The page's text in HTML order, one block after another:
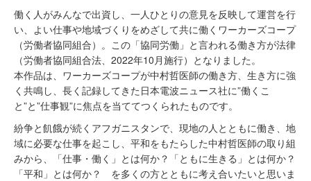
働く人がみんなで出資し、一人ひとりの意見を反映して運営を行
い、よい仕事や地域づくりをめざして共に働くワーカーズコープ
（労働者協同組合）。この「協同労働」と言われる働き方が法律
（労働者協同組合法、2022年10月施行）となりました。
本作品は、ワーカーズコープが中村哲医師の働き方、生き方に強
く共鳴し、長く記録してきた日本電波ニュース社に”働くこ
と”と”仕事観”に焦点を当ててつくられたものです。
紛争と飢餓が続くアフガニスタンで、現地の人とともに働き、地
域に必要な仕事を起こし、平和をもたらした中村哲医師の取り組
みから、「仕事・働く」とは何か？「ともに生きる」とは何か？
「平和」とは何か？ を多くの方とともに考え合いたいと思いま